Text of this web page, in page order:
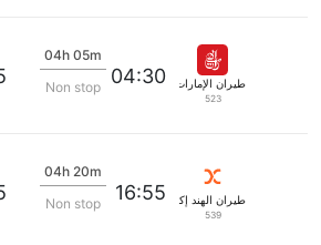
طيران الإمارات
523
04:30
04h 05m
Non stop
طيران الهند إكسبرس
539
16:55
04h 20m
Non stop